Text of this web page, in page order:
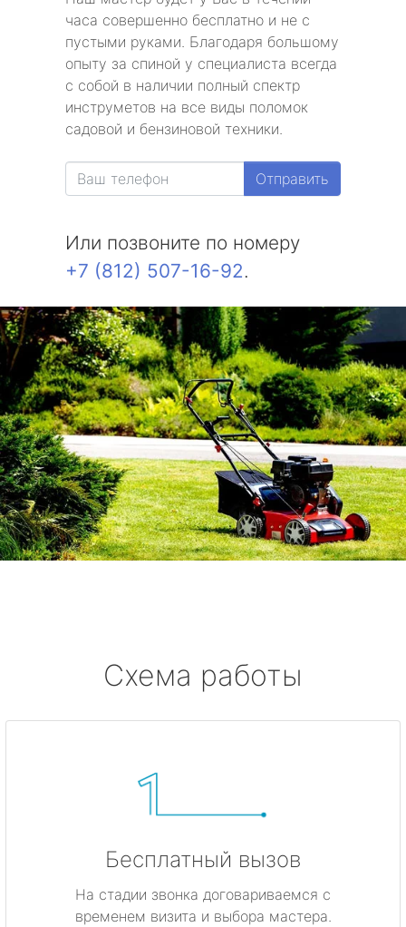
часа совершенно бесплатно и не с
пустыми руками. Благодаря большому
опыту за спиной у специалиста всегда
с собой в наличии полный спектр
инструметов на все виды поломок
садовой и бензиновой техники.
Отправить
Или позвоните по номеру
+7 (812) 507-16-92.
Схема работы
Бесплатный вызов
На стадии звонка договариваемся с
временем визита и выбора мастера.